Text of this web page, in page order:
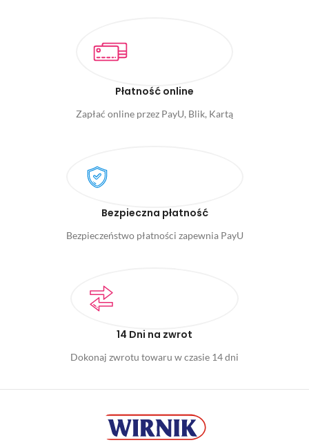
Płatność online
Zapłać online przez PayU, Blik, Kartą
Bezpieczna płatność
Bezpieczeństwo płatności zapewnia PayU
14 Dni na zwrot
Dokonaj zwrotu towaru w czasie 14 dni